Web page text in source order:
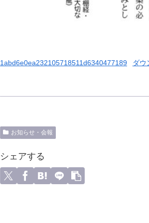
1abd6e0ea232105718511d6340477189 ダウ
お知らせ・会報
シェアする